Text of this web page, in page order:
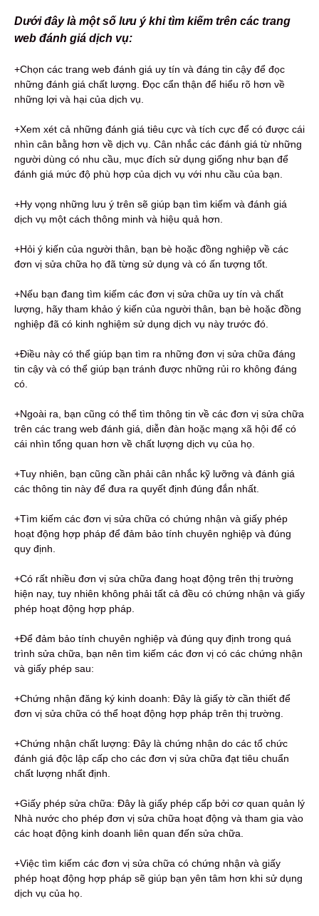
Dưới đây là một số lưu ý khi tìm kiếm trên các trang
web đánh giá dịch vụ:
+Chọn các trang web đánh giá uy tín và đáng tin cậy để đọc
những đánh giá chất lượng. Đọc cẩn thận để hiểu rõ hơn về
những lợi và hại của dịch vụ.
+Xem xét cả những đánh giá tiêu cực và tích cực để có được cái
nhìn cân bằng hơn về dịch vụ. Cân nhắc các đánh giá từ những
người dùng có nhu cầu, mục đích sử dụng giống như bạn để
đánh giá mức độ phù hợp của dịch vụ với nhu cầu của bạn.
+Hy vọng những lưu ý trên sẽ giúp bạn tìm kiếm và đánh giá
dịch vụ một cách thông minh và hiệu quả hơn.
+Hỏi ý kiến ​​của người thân, bạn bè hoặc đồng nghiệp về các
đơn vị sửa chữa họ đã từng sử dụng và có ấn tượng tốt.
+Nếu bạn đang tìm kiếm các đơn vị sửa chữa uy tín và chất
lượng, hãy tham khảo ý kiến ​​của người thân, bạn bè hoặc đồng
nghiệp đã có kinh nghiệm sử dụng dịch vụ này trước đó.
+Điều này có thể giúp bạn tìm ra những đơn vị sửa chữa đáng
tin cậy và có thể giúp bạn tránh được những rủi ro không đáng
có.
+Ngoài ra, bạn cũng có thể tìm thông tin về các đơn vị sửa chữa
trên các trang web đánh giá, diễn đàn hoặc mạng xã hội để có
cái nhìn tổng quan hơn về chất lượng dịch vụ của họ.
+Tuy nhiên, bạn cũng cần phải cân nhắc kỹ lưỡng và đánh giá
các thông tin này để đưa ra quyết định đúng đắn nhất.
+Tìm kiếm các đơn vị sửa chữa có chứng nhận và giấy phép
hoạt động hợp pháp để đảm bảo tính chuyên nghiệp và đúng
quy định.
+Có rất nhiều đơn vị sửa chữa đang hoạt động trên thị trường
hiện nay, tuy nhiên không phải tất cả đều có chứng nhận và giấy
phép hoạt động hợp pháp.
+Để đảm bảo tính chuyên nghiệp và đúng quy định trong quá
trình sửa chữa, bạn nên tìm kiếm các đơn vị có các chứng nhận
và giấy phép sau:
+Chứng nhận đăng ký kinh doanh: Đây là giấy tờ cần thiết để
đơn vị sửa chữa có thể hoạt động hợp pháp trên thị trường.
+Chứng nhận chất lượng: Đây là chứng nhận do các tổ chức
đánh giá độc lập cấp cho các đơn vị sửa chữa đạt tiêu chuẩn
chất lượng nhất định.
+Giấy phép sửa chữa: Đây là giấy phép cấp bởi cơ quan quản lý
Nhà nước cho phép đơn vị sửa chữa hoạt động và tham gia vào
các hoạt động kinh doanh liên quan đến sửa chữa.
+Việc tìm kiếm các đơn vị sửa chữa có chứng nhận và giấy
phép hoạt động hợp pháp sẽ giúp bạn yên tâm hơn khi sử dụng
dịch vụ của họ.